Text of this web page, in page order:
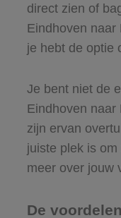
direct zien of
Eindhoven naar
je hebt de optie
Je bent niet de
Eindhoven naar
zijn ervan
juiste plek is
meer over jouw
De